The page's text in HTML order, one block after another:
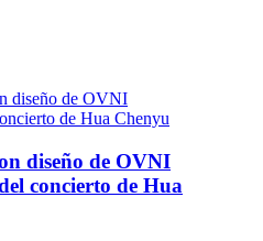
diseño de OVNI
concierto de Hua